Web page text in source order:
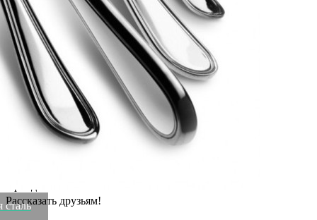
сталь
Материал: нержавеющая сталь 18/10.
Цвет: chrom.
Вес
0.15 кг
Серия
NORMA
Ширина
2.5 см
Материал
нержавеющая сталь 18/10
Страна
Италия
Длина
17 см
chrom
Рассказать друзьям!